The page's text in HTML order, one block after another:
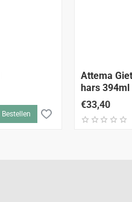
Bestellen
Attema
hars 394ml
€33,40